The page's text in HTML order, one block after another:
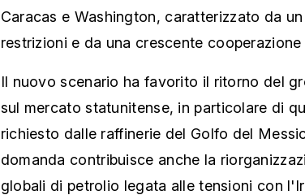
Caracas e Washington, caratterizzato da
restrizioni e da una crescente
Il nuovo scenario ha favorito il ritorno del
sul mercato statunitense, in particolare di
richiesto dalle raffinerie del Golfo del
domanda contribuisce anche la
globali di petrolio legata alle tensioni con